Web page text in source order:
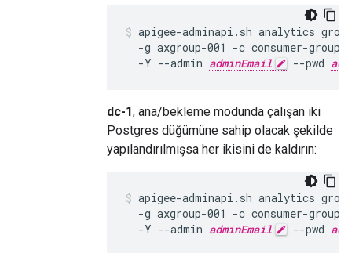
apigee-adminapi.sh analytics
-g axgroup-001 -c consumer-
  -Y --admin
adminEmail --pwd
dc-1, ana/bekleme modunda çalışan iki
Postgres düğümüne sahip olacak şekilde
yapılandırılmışsa her ikisini de kaldırın:
apigee-adminapi.sh analytics
-g axgroup-001 -c consumer-group-
  -Y --admin
adminEmail --pwd